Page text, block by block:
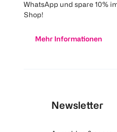
WhatsApp und spare 10%
Shop!
Mehr Informationen
Newsletter